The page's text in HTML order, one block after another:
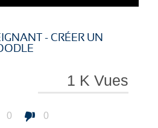
i
r
i
r
- CRÉER UN
1 K Vues
0 0